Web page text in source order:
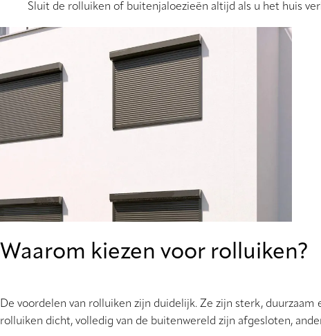
Sluit de rolluiken of buitenjaloezieën altijd als u het huis
Waarom kiezen voor rolluiken?
De voordelen van rolluiken zijn duidelijk. Ze zijn sterk,
rolluiken dicht, volledig van de buitenwereld zijn afgesloten,